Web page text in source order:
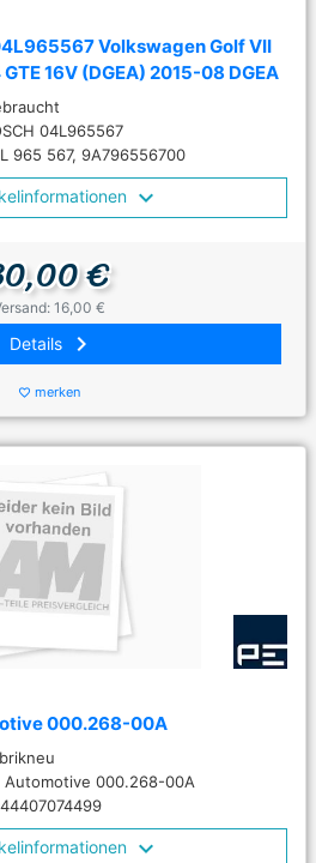
Volkswagen Golf VII
16V (DGEA) 2015-08 DGEA
04L965567
965 567, 9A796556700
€
16,00 €
Details keyboard_arrow_right
favorite_border merken
000.268-00A
Automotive 000.268-00A